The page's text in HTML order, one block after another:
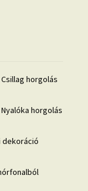
horgolás
horgolás
dekoráció